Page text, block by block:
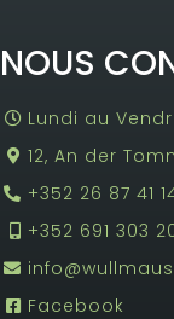
NOUS
Lundi au
12, An der
+352 26 87 41
+352 691 303
Facebook